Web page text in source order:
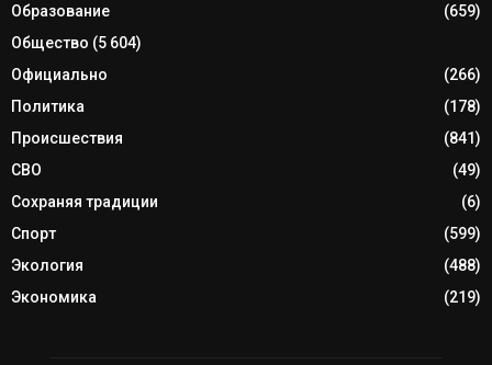
Образование
(659)
Общество (5 604)
Официально
(266)
Политика
(178)
Происшествия
(841)
СВО
(49)
Сохраняя традиции
(6)
Спорт
(599)
Экология
(488)
Экономика
(219)